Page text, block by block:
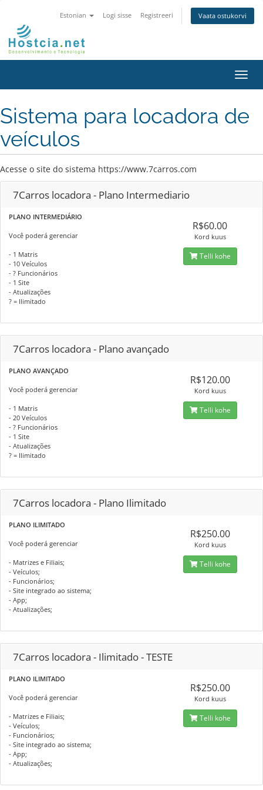
Estonian Logi sisse Registreeri Vaata ostukorvi
Sistema para locadora de
veículos
Acesse o site do sistema https://www.7carros.com
7Carros locadora - Plano Intermediario
PLANO INTERMEDIÁRIO
Você poderá gerenciar
- 1 Matris
- 10 Veículos
- ? Funcionários
- 1 Site
- Atualizações
? = Ilimitado
R$60.00
Kord kuus
Telli kohe
7Carros locadora - Plano avançado
PLANO AVANÇADO
Você poderá gerenciar
- 1 Matris
- 20 Veículos
- ? Funcionários
- 1 Site
- Atualizações
? = Ilimitado
R$120.00
Kord kuus
Telli kohe
7Carros locadora - Plano Ilimitado
PLANO ILIMITADO
Você poderá gerenciar
- Matrizes e Filiais;
- Veículos;
- Funcionários;
- Site integrado ao sistema;
- App;
- Atualizações;
R$250.00
Kord kuus
Telli kohe
7Carros locadora - Ilimitado - TESTE
PLANO ILIMITADO
Você poderá gerenciar
- Matrizes e Filiais;
- Veículos;
- Funcionários;
- Site integrado ao sistema;
- App;
- Atualizações;
R$250.00
Kord kuus
Telli kohe